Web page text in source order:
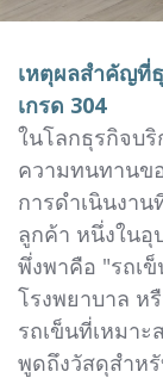
เหตุผลสำคัญที่
เกรด 304
ในโลกธุรกิจบ
ความทนทานข
การดำเนินงา
ลูกค้า หนึ่งใน
พึ่งพาคือ "รถเ
โรงพยาบาล ห
รถเข็นที่เหมา
พูดถึงวัสดุสำห